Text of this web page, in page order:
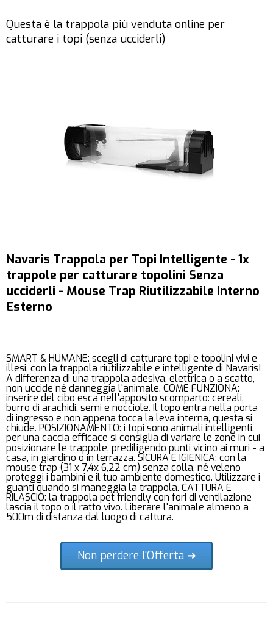
Questa è la trappola più venduta online per
catturare i topi (senza ucciderli)
Navaris Trappola per Topi Intelligente - 1x
trappole per catturare topolini Senza
ucciderli - Mouse Trap Riutilizzabile Interno
Esterno
SMART & HUMANE: scegli di catturare topi e topolini vivi e
illesi, con la trappola riutilizzabile e intelligente di Navaris!
A differenza di una trappola adesiva, elettrica o a scatto,
non uccide né danneggia l'animale. COME FUNZIONA:
inserire del cibo esca nell'apposito scomparto: cereali,
burro di arachidi, semi e nocciole. Il topo entra nella porta
di ingresso e non appena tocca la leva interna, questa si
chiude. POSIZIONAMENTO: i topi sono animali intelligenti,
per una caccia efficace si consiglia di variare le zone in cui
posizionare le trappole, prediligendo punti vicino ai muri - a
casa, in giardino o in terrazza. SICURA E IGIENICA: con la
mouse trap (31 x 7,4x 6,22 cm) senza colla, né veleno
proteggi i bambini e il tuo ambiente domestico. Utilizzare i
guanti quando si maneggia la trappola. CATTURA E
RILASCIO: la trappola pet friendly con fori di ventilazione
lascia il topo o il ratto vivo. Liberare l'animale almeno a
500m di distanza dal luogo di cattura.
Non perdere l'Offerta ➜